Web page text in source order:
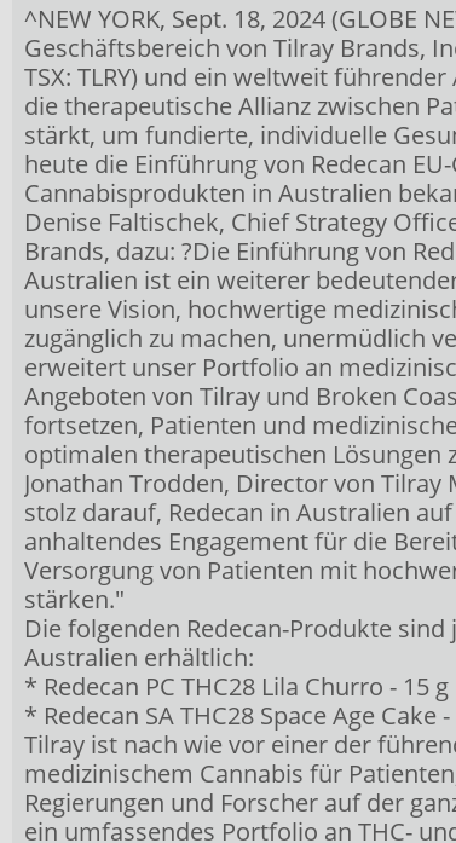
^NEW YORK, Sept. 18, 2024 (GLOBE
Geschäftsbereich von Tilray Brands,
TSX: TLRY) und ein weltweit
die therapeutische Allianz zwischen
stärkt, um fundierte, individuelle
heute die Einführung von Redecan
Cannabisprodukten in Australien
Denise Faltischek, Chief Strategy
Brands, dazu: ?Die Einführung von
Australien ist ein weiterer
unsere Vision, hochwertige
zugänglich zu machen, unermüdlich
erweitert unser Portfolio an
Angeboten von Tilray und Broken
fortsetzen, Patienten und
optimalen therapeutischen Lösungen
Jonathan Trodden, Director von
stolz darauf, Redecan in Australien
anhaltendes Engagement für die
Versorgung von Patienten mit
stärken."
Die folgenden Redecan-Produkte
Australien erhältlich:
* Redecan PC THC28 Lila Churro - 15 g
* Redecan SA THC28 Space Age Cake
Tilray ist nach wie vor einer der
medizinischem Cannabis für
Regierungen und Forscher auf der
ein umfassendes Portfolio an THC-